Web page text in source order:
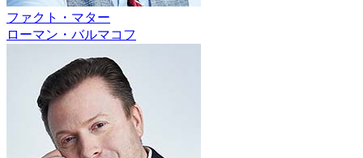
ファクト・マター
ローマン・バルマコフ